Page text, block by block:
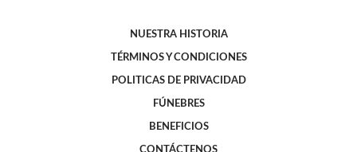
NUESTRA HISTORIA
TÉRMINOS Y CONDICIONES
POLITICAS DE PRIVACIDAD
FÚNEBRES
BENEFICIOS
CONTÁCTENOS